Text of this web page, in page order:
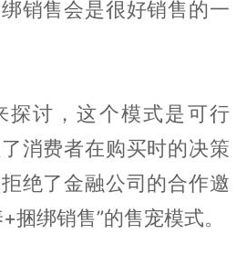
销售会是很好销售的一
探讨，这个模式是可行
消费者在购买时的决策
绝了金融公司的合作邀
捆绑销售”的售宠模式。